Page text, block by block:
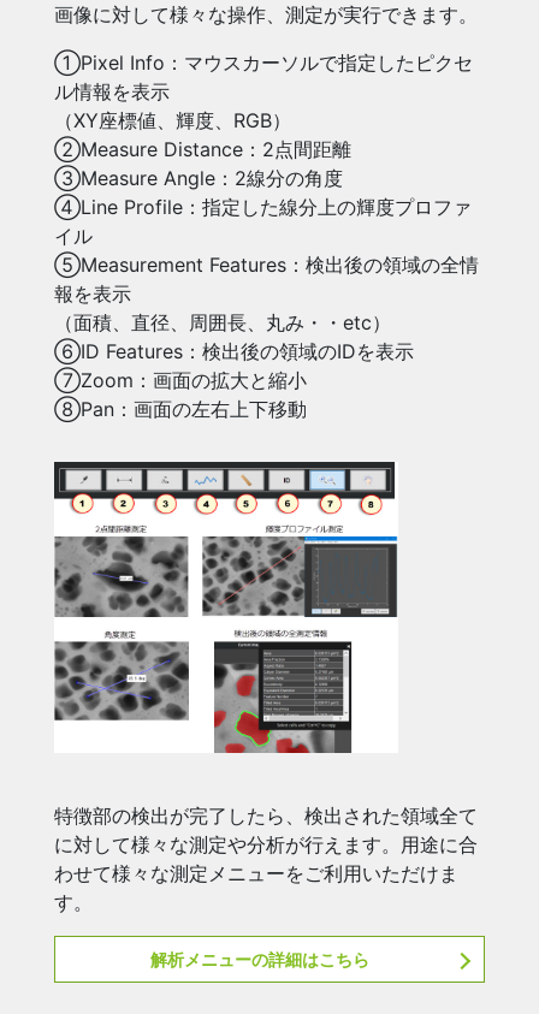
画像に対して様々な操作、測定が実行できます。
①Pixel Info：マウスカーソルで指定したピクセ
ル情報を表示
（XY座標値、輝度、RGB）
②Measure Distance：2点間距離
③Measure Angle：2線分の角度
④Line Profile：指定した線分上の輝度プロファ
イル
⑤Measurement Features：検出後の領域の全情
報を表示
（面積、直径、周囲長、丸み・・etc）
⑥ID Features：検出後の領域のIDを表示
⑦Zoom：画面の拡大と縮小
⑧Pan：画面の左右上下移動
特徴部の検出が完了したら、検出された領域全て
に対して様々な測定や分析が行えます。用途に合
わせて様々な測定メニューをご利用いただけま
す。
解析メニューの詳細はこちら